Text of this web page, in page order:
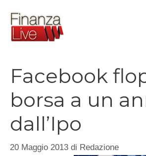
contenuto
Facebook
borsa a un
dall’Ipo
20 Maggio 2013 di Redazione